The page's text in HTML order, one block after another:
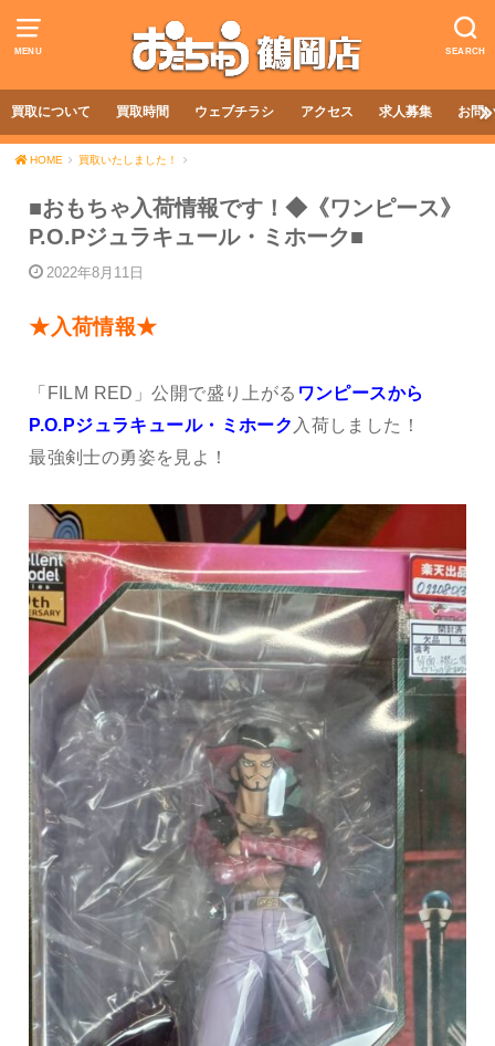
MENU SEARCH
買取について 買取時間 ウェブチラシ アクセス 求人募集 お問
HOME 買取いたしました！
■おもちゃ入荷情報です！◆《ワンピース》
P.O.Pジュラキュール・ミホーク■
2022年8月11日
★入荷情報★
「FILM RED」公開で盛り上がる ワンピースから
P.O.Pジュラキュール・ミホーク 入荷しました！
最強剣士の勇姿を見よ！